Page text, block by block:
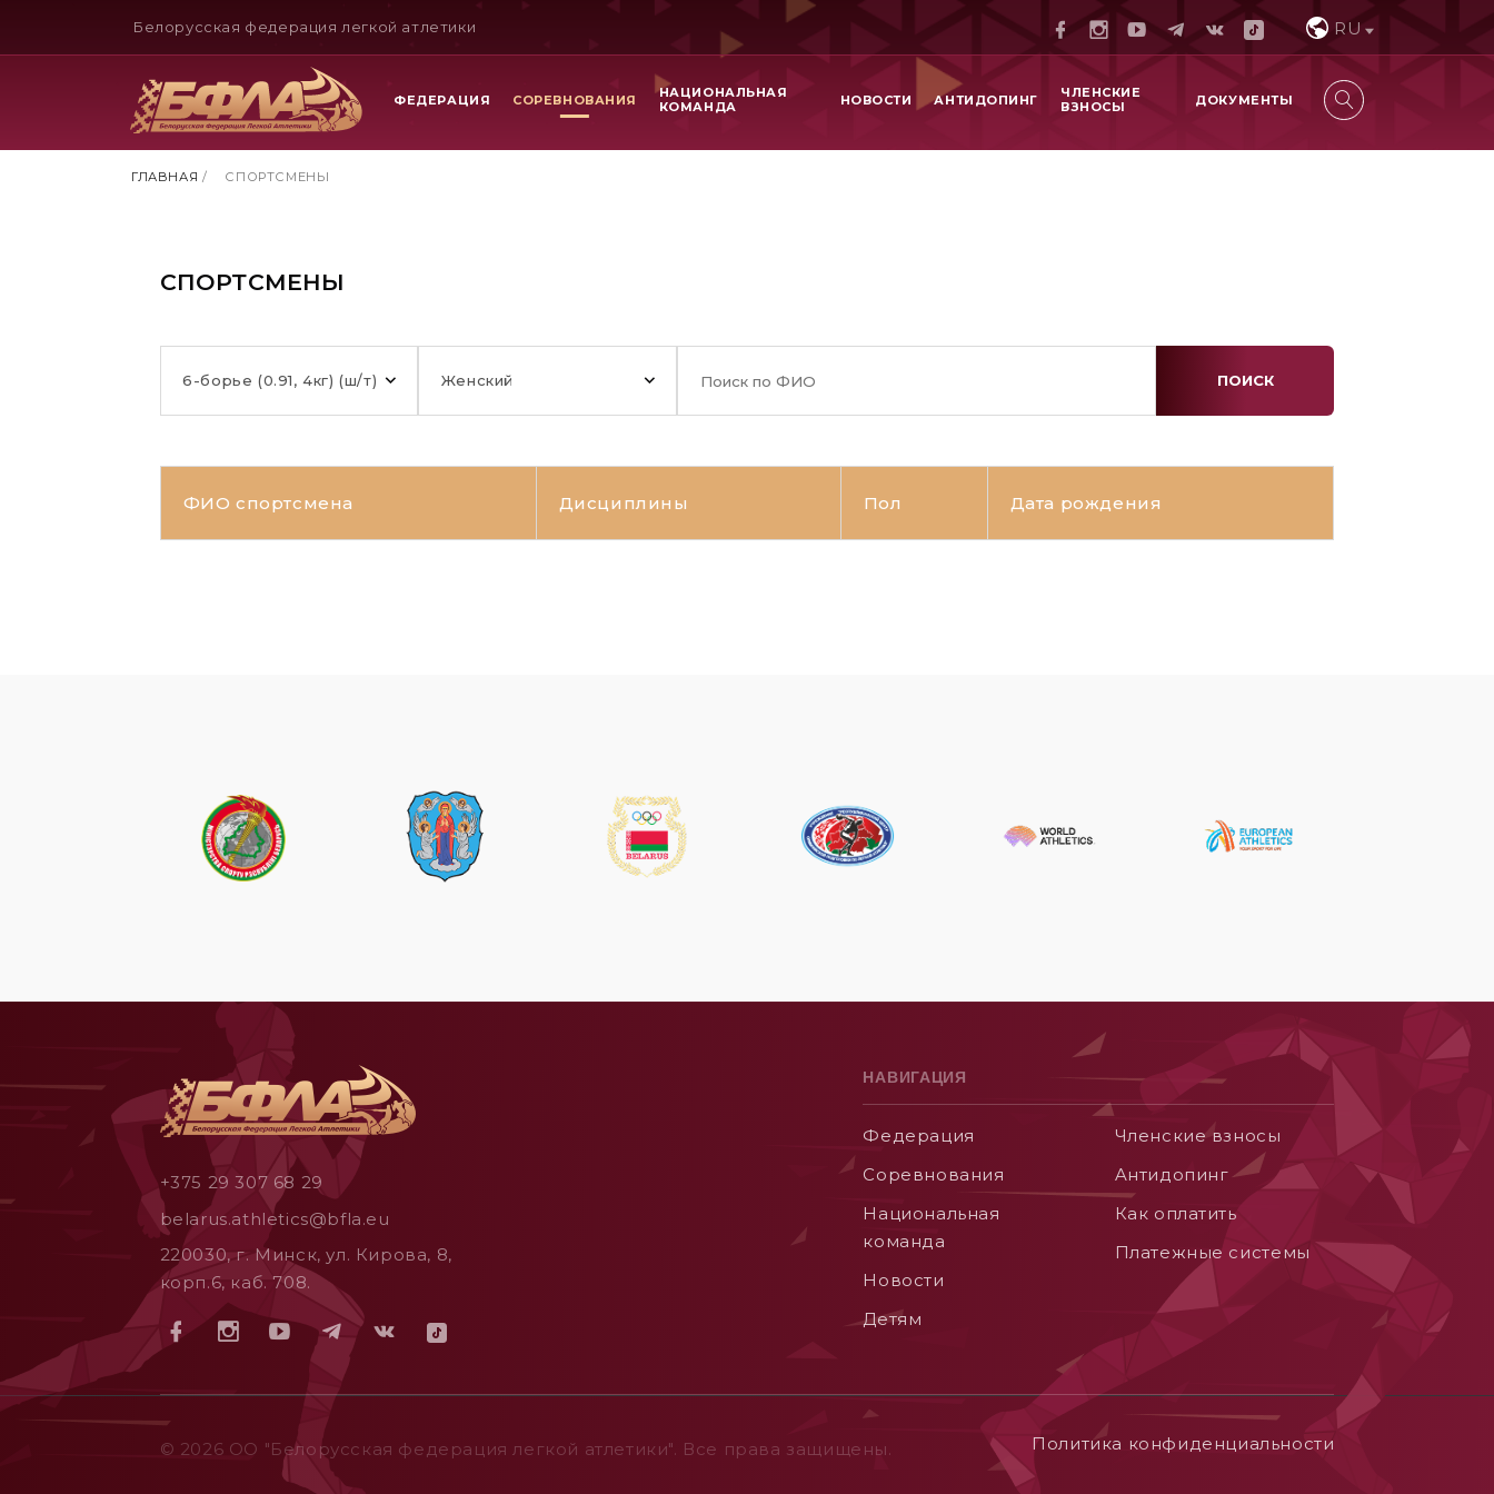
Белорусская федерация легкой атлетики RU
ФЕДЕРАЦИЯ СОРЕВНОВАНИЯ
НАЦИОНАЛЬНАЯ
КОМАНДА
НОВОСТИ АНТИДОПИНГ
ЧЛЕНСКИЕ
ВЗНОСЫ
ДОКУМЕНТЫ
ГЛАВНАЯ / СПОРТСМЕНЫ
СПОРТСМЕНЫ
6-борье (0.91, 4кг) (ш/т) Женский ПОИСК
ФИО спортсмена Дисциплины Пол Дата рождения
+375 29 307 68 29
belarus.athletics@bfla.eu
220030, г. Минск, ул. Кирова, 8,
корп.6, каб. 708.
НАВИГАЦИЯ
Федерация
Соревнования
Национальная
команда
Новости
Детям
Членские взносы
Aнтидопинг
Как оплатить
Платежные системы
© 2026 ОO "Белорусская федерация легкой атлетики". Все права защищены. Политика конфиденциальности